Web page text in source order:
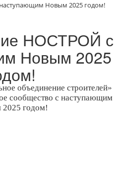
Новым 2025 годом!
НОСТРОЙ с
Новым 2025
объединение строителей»
сообщество с наступающим
годом!